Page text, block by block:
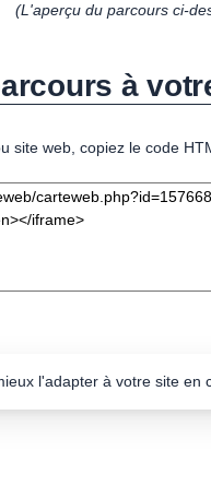
(L'aperçu du parcours ci-
à
site web, copiez le code
l'adapter à votre site en